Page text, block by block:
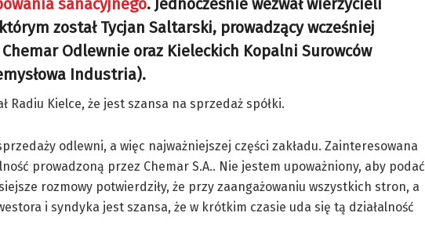
sanacyjnego. Jednocześnie wezwał wierzycieli
został Tycjan Saltarski, prowadzący wcześniej
Odlewnie oraz Kieleckich Kopalni Surowców
Industria).
Radiu Kielce, że jest szansa na sprzedaż spółki.
odlewni, a więc najważniejszej części zakładu. Zainteresowana
prowadzoną przez Chemar S.A.. Nie jestem upoważniony, aby podać
rozmowy potwierdziły, że przy zaangażowaniu wszystkich stron, a
i syndyka jest szansa, że w krótkim czasie uda się tą działalność